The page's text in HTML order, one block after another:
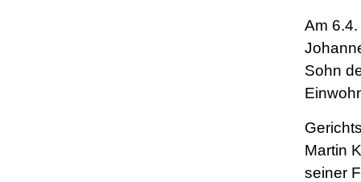
Am 6.4.
Sohn
Martin
seiner